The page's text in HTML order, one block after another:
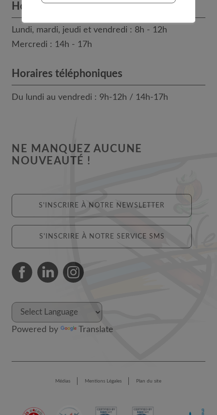
Horaires des bureaux
Lundi, mardi, jeudi et vendredi : 8h - 12h
Mercredi : 14h - 17h
Horaires téléphoniques
Du lundi au vendredi : 9h-12h / 14h-17h
NE MANQUEZ AUCUNE
NOUVEAUTÉ !
S'INSCRIRE À NOTRE NEWSLETTER
S'INSCRIRE À NOTRE SERVICE SMS
Powered by Translate
Médias Mentions Légales Plan du site